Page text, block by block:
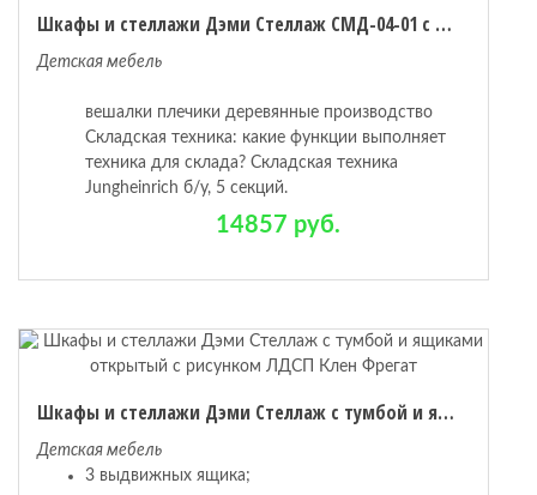
Шкафы и стеллажи Дэми Стеллаж СМД-04-01 с тумбой и ящиками открытый ЛДСП Яблоня
Детская мебель
вешалки плечики деревянные производство
Складская техника: какие функции выполняет
техника для склада? Складская техника
Jungheinrich б/у, 5 секций.
14857 руб.
Шкафы и стеллажи Дэми Стеллаж с тумбой и ящиками открытый с рисунком ЛДСП Клен Фрегат
Детская мебель
3 выдвижных ящика;